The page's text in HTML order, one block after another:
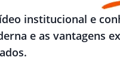
institucional e
e as vantagens